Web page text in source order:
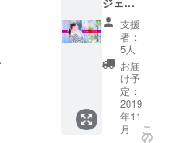
きるこ
とはた
くさん
ある！
そんな
思いで
作って
いる
タック
の商品
トを応
援。リ
ターン
はサン
キュレ
ターと
ドリッ
プコー
ヒー
支援
者：
5人
お届
け予
定：
2019
年11
月
こ
の